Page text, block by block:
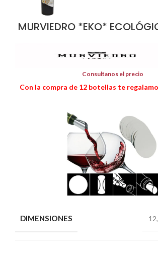
MURVIEDRO *EKO*
Consultanos el precio
Con la compra de 12 botellas te
DIMENSIONES